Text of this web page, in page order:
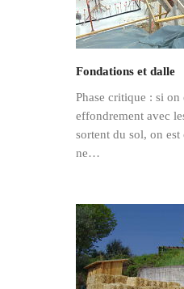
Fondations et dalle
Phase critique : si on
effondrement avec
sortent du sol, on
ne…